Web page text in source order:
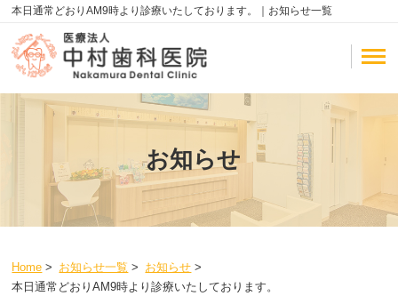
本日通常どおりAM9時より診療いたしております。｜お知らせ一覧
お知らせ
Home > お知らせ一覧 > お知らせ >
本日通常どおりAM9時より診療いたしております。